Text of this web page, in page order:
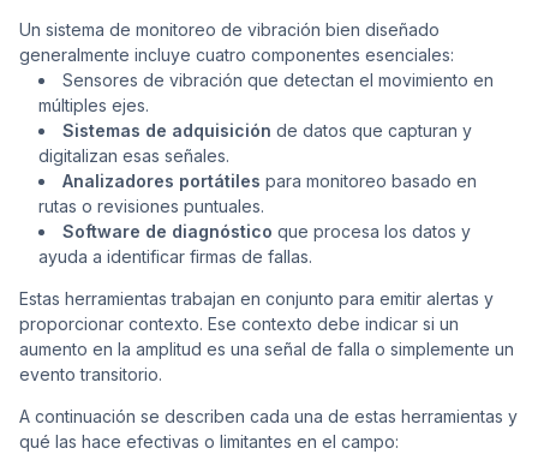
Un sistema de monitoreo de vibración bien diseñado
generalmente incluye cuatro componentes esenciales:
Sensores de vibración que detectan el movimiento en
múltiples ejes.
Sistemas de adquisición de datos que capturan y
digitalizan esas señales.
Analizadores portátiles para monitoreo basado en
rutas o revisiones puntuales.
Software de diagnóstico que procesa los datos y
ayuda a identificar firmas de fallas.
Estas herramientas trabajan en conjunto para emitir alertas y
proporcionar contexto. Ese contexto debe indicar si un
aumento en la amplitud es una señal de falla o simplemente un
evento transitorio.
A continuación se describen cada una de estas herramientas y
qué las hace efectivas o limitantes en el campo: